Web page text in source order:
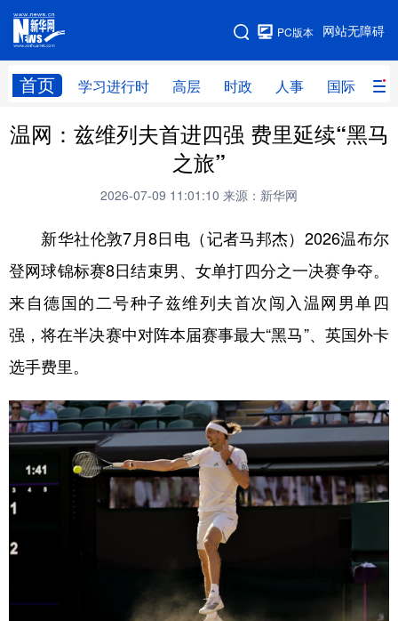
网站无障碍
PC版本
首页 学习进行时 高层 时政 人事 国际 财
网站地图
学习进行时 高层 时政 人事
科技 科创 量子 体育
文化 书画 健康 军事
法律
学术中国 乡村振兴 银龄 溯源中国
旅游 能源 会展
娱乐 时尚 悦读
温网：兹维列夫首进四强 费里延续“黑马
之旅”
2026-07-09 11:01:10 来源：新华网
新华社伦敦7月8日电（记者马邦杰）2026温布尔
登网球锦标赛8日结束男、女单打四分之一决赛争夺。
来自德国的二号种子兹维列夫首次闯入温网男单四
强，将在半决赛中对阵本届赛事最大“黑马”、英国外卡
选手费里。